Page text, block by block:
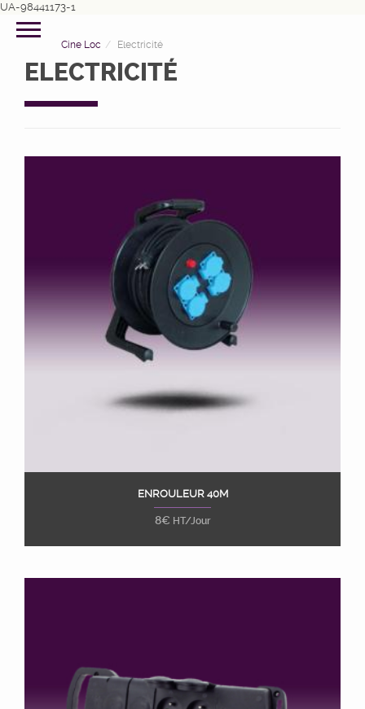
UA-98441173-1
Cine Loc Electricité
ELECTRICITÉ
Ajouter au panier
ENROULEUR 40M
8€ HT/Jour